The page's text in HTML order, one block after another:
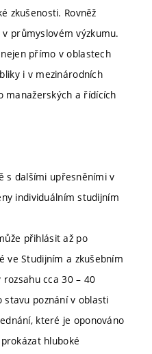
zkušenosti. Rovněž
průmyslovém výzkumu.
přímo v oblastech
i v mezinárodních
manažerských a řídících
s dalšími upřesněními v
individuálním studijním
přihlásit až po
ve Studijním a zkušebním
cca 30 – 40
poznání v oblasti
které je oponováno
hluboké